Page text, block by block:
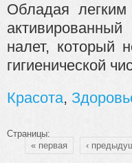
Обладая
налет, который
гигиенической
Красота,
Страницы:
« первая
‹